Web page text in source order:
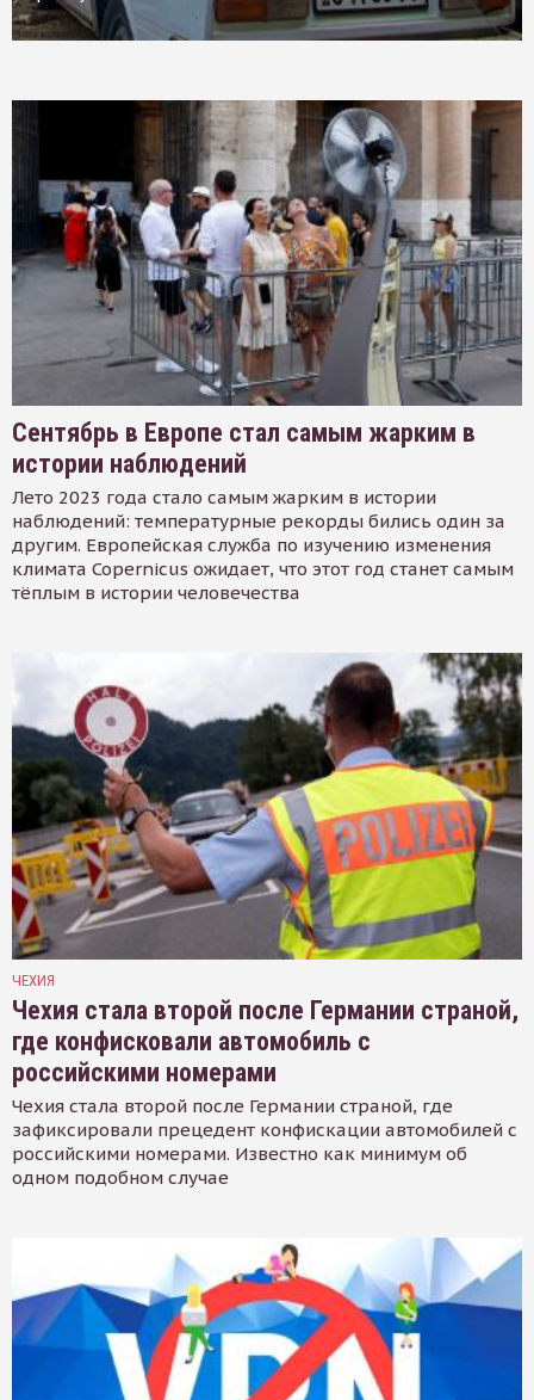
Сентябрь в Европе стал самым жарким в
истории наблюдений
Лето 2023 года стало самым жарким в истории
наблюдений: температурные рекорды бились один за
другим. Европейская служба по изучению изменения
климата Copernicus ожидает, что этот год станет самым
тёплым в истории человечества
ЧЕХИЯ
Чехия стала второй после Германии страной,
где конфисковали автомобиль с
российскими номерами
Чехия стала второй после Германии страной, где
зафиксировали прецедент конфискации автомобилей с
российскими номерами. Известно как минимум об
одном подобном случае